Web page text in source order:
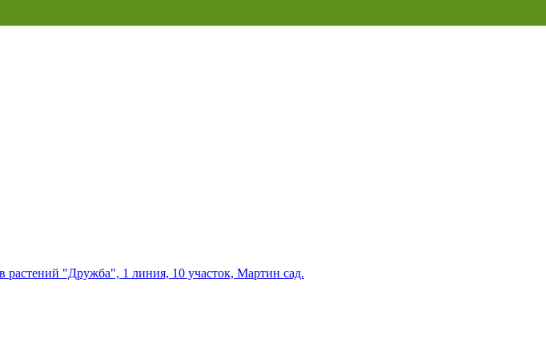
"Дружба", 1 линия, 10 участок, Мартин сад.